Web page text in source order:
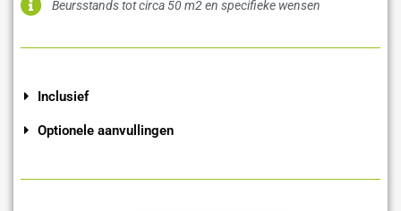
Beursstands tot circa 50 m2 en specifieke wensen
Inclusief
Optionele aanvullingen